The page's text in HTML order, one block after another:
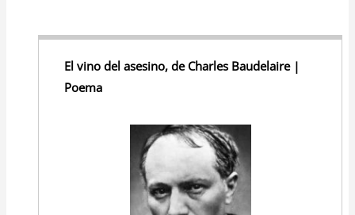
El vino del asesino, de Charles Baudelaire |
Poema